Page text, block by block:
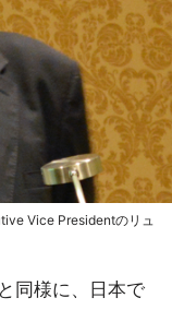
Vice Presidentのリュ
同様に、日本で